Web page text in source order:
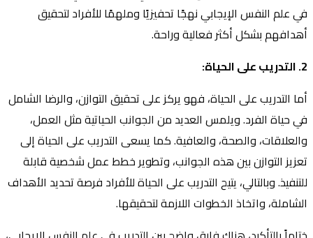
في علم النفس الإيجابي نهجًا تحفيزيًا وملهمًا للأفراد لتحقيق
أهدافهم بشكل أكثر فعالية وراحة.
2. التدريب على الحياة:
أما التدريب على الحياة، فهو يركز على تحقيق التوازن، والرضا الشامل
في حياة الفرد. ويلمس العديد من الجوانب الحياتية مثل العمل،
والعلاقات، والصحة، والعافية. كما يسعى التدريب على الحياة إلى
تعزيز التوازن بين هذه الجوانب، وتطوير خطط عمل شخصية قابلة
للتنفيذ. وبالتالي، يتيح التدريب على الحياة للأفراد فرصة تحديد الأهداف
الشاملة، واتخاذ الخطوات اللازمة لتحقيقها.